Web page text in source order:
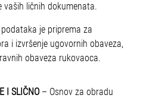
vaših ličnih dokumenata.
je priprema za
i izvršenje ugovornih obaveza,
obaveza rukovaoca.
I SLIČNO– Osnov za obradu